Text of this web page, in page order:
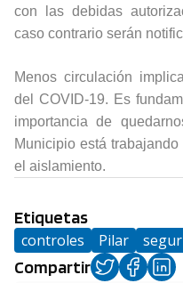
con las debidas
caso contrario serán
Menos circulación
del COVID-19. Es
importancia de
Municipio está
el aislamiento.
Etiquetas
controles Pilar
Compartir